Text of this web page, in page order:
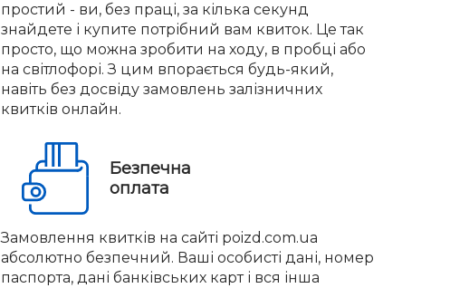
простий - ви, без праці, за кілька секунд
знайдете і купите потрібний вам квиток. Це так
просто, що можна зробити на ходу, в пробці або
на світлофорі. З цим впорається будь-який,
навіть без досвіду замовлень залізничних
квитків онлайн.
Безпечна
оплата
Замовлення квитків на сайті poizd.com.ua
абсолютно безпечний. Ваші особисті дані, номер
паспорта, дані банківських карт і вся інша